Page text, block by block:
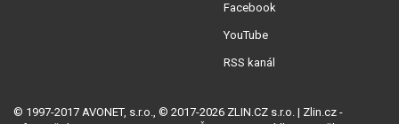
Facebook
YouTube
RSS kanál
© 1997-2017 AVONET, s.r.o., © 2017-2026 ZLIN.CZ s.r.o. | Zlin.cz -